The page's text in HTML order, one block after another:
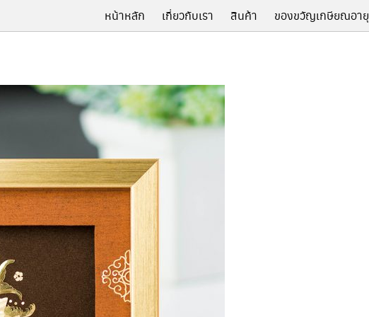
หน้าหลัก เกี่ยวกับเรา สินค้า ของขวัญเกษียณอายุ